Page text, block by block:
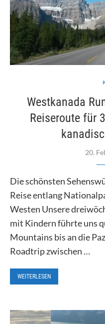
Westkanada
Reiseroute für
20.
Die schönsten
Reise entlang
Westen Unsere
mit Kindern führte uns
Mountains bis an die
Roadtrip zwischen …
WEITERLESEN